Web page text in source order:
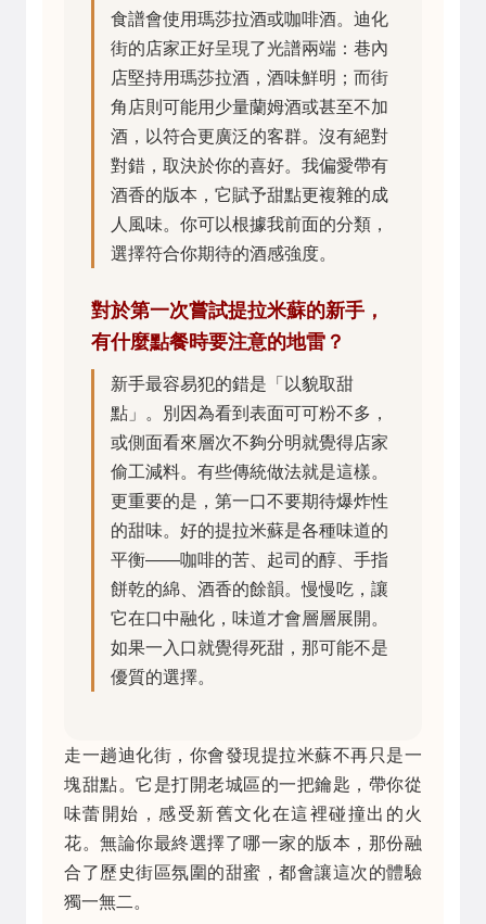
食譜會使用瑪莎拉酒或咖啡酒。迪化
街的店家正好呈現了光譜兩端：巷內
店堅持用瑪莎拉酒，酒味鮮明；而街
角店則可能用少量蘭姆酒或甚至不加
酒，以符合更廣泛的客群。沒有絕對
對錯，取決於你的喜好。我偏愛帶有
酒香的版本，它賦予甜點更複雜的成
人風味。你可以根據我前面的分類，
選擇符合你期待的酒感強度。
對於第一次嘗試提拉米蘇的新手，
有什麼點餐時要注意的地雷？
新手最容易犯的錯是「以貌取甜
點」。別因為看到表面可可粉不多，
或側面看來層次不夠分明就覺得店家
偷工減料。有些傳統做法就是這樣。
更重要的是，第一口不要期待爆炸性
的甜味。好的提拉米蘇是各種味道的
平衡——咖啡的苦、起司的醇、手指
餅乾的綿、酒香的餘韻。慢慢吃，讓
它在口中融化，味道才會層層展開。
如果一入口就覺得死甜，那可能不是
優質的選擇。
走一趟迪化街，你會發現提拉米蘇不再只是一
塊甜點。它是打開老城區的一把鑰匙，帶你從
味蕾開始，感受新舊文化在這裡碰撞出的火
花。無論你最終選擇了哪一家的版本，那份融
合了歷史街區氛圍的甜蜜，都會讓這次的體驗
獨一無二。